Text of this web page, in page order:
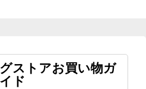
ストアお買い物ガ
イド